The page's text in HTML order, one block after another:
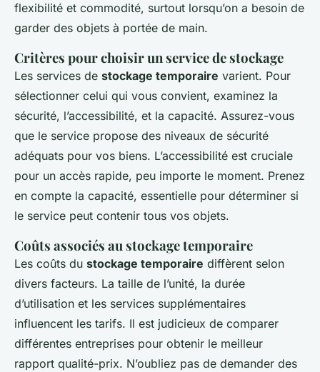
flexibilité et commodité, surtout lorsqu’on a besoin de
garder des objets à portée de main.
Critères pour choisir un service de stockage
Les services de stockage temporaire varient. Pour
sélectionner celui qui vous convient, examinez la
sécurité, l’accessibilité, et la capacité. Assurez-vous
que le service propose des niveaux de sécurité
adéquats pour vos biens. L’accessibilité est cruciale
pour un accès rapide, peu importe le moment. Prenez
en compte la capacité, essentielle pour déterminer si
le service peut contenir tous vos objets.
Coûts associés au stockage temporaire
Les coûts du stockage temporaire diffèrent selon
divers facteurs. La taille de l’unité, la durée
d’utilisation et les services supplémentaires
influencent les tarifs. Il est judicieux de comparer
différentes entreprises pour obtenir le meilleur
rapport qualité-prix. N’oubliez pas de demander des